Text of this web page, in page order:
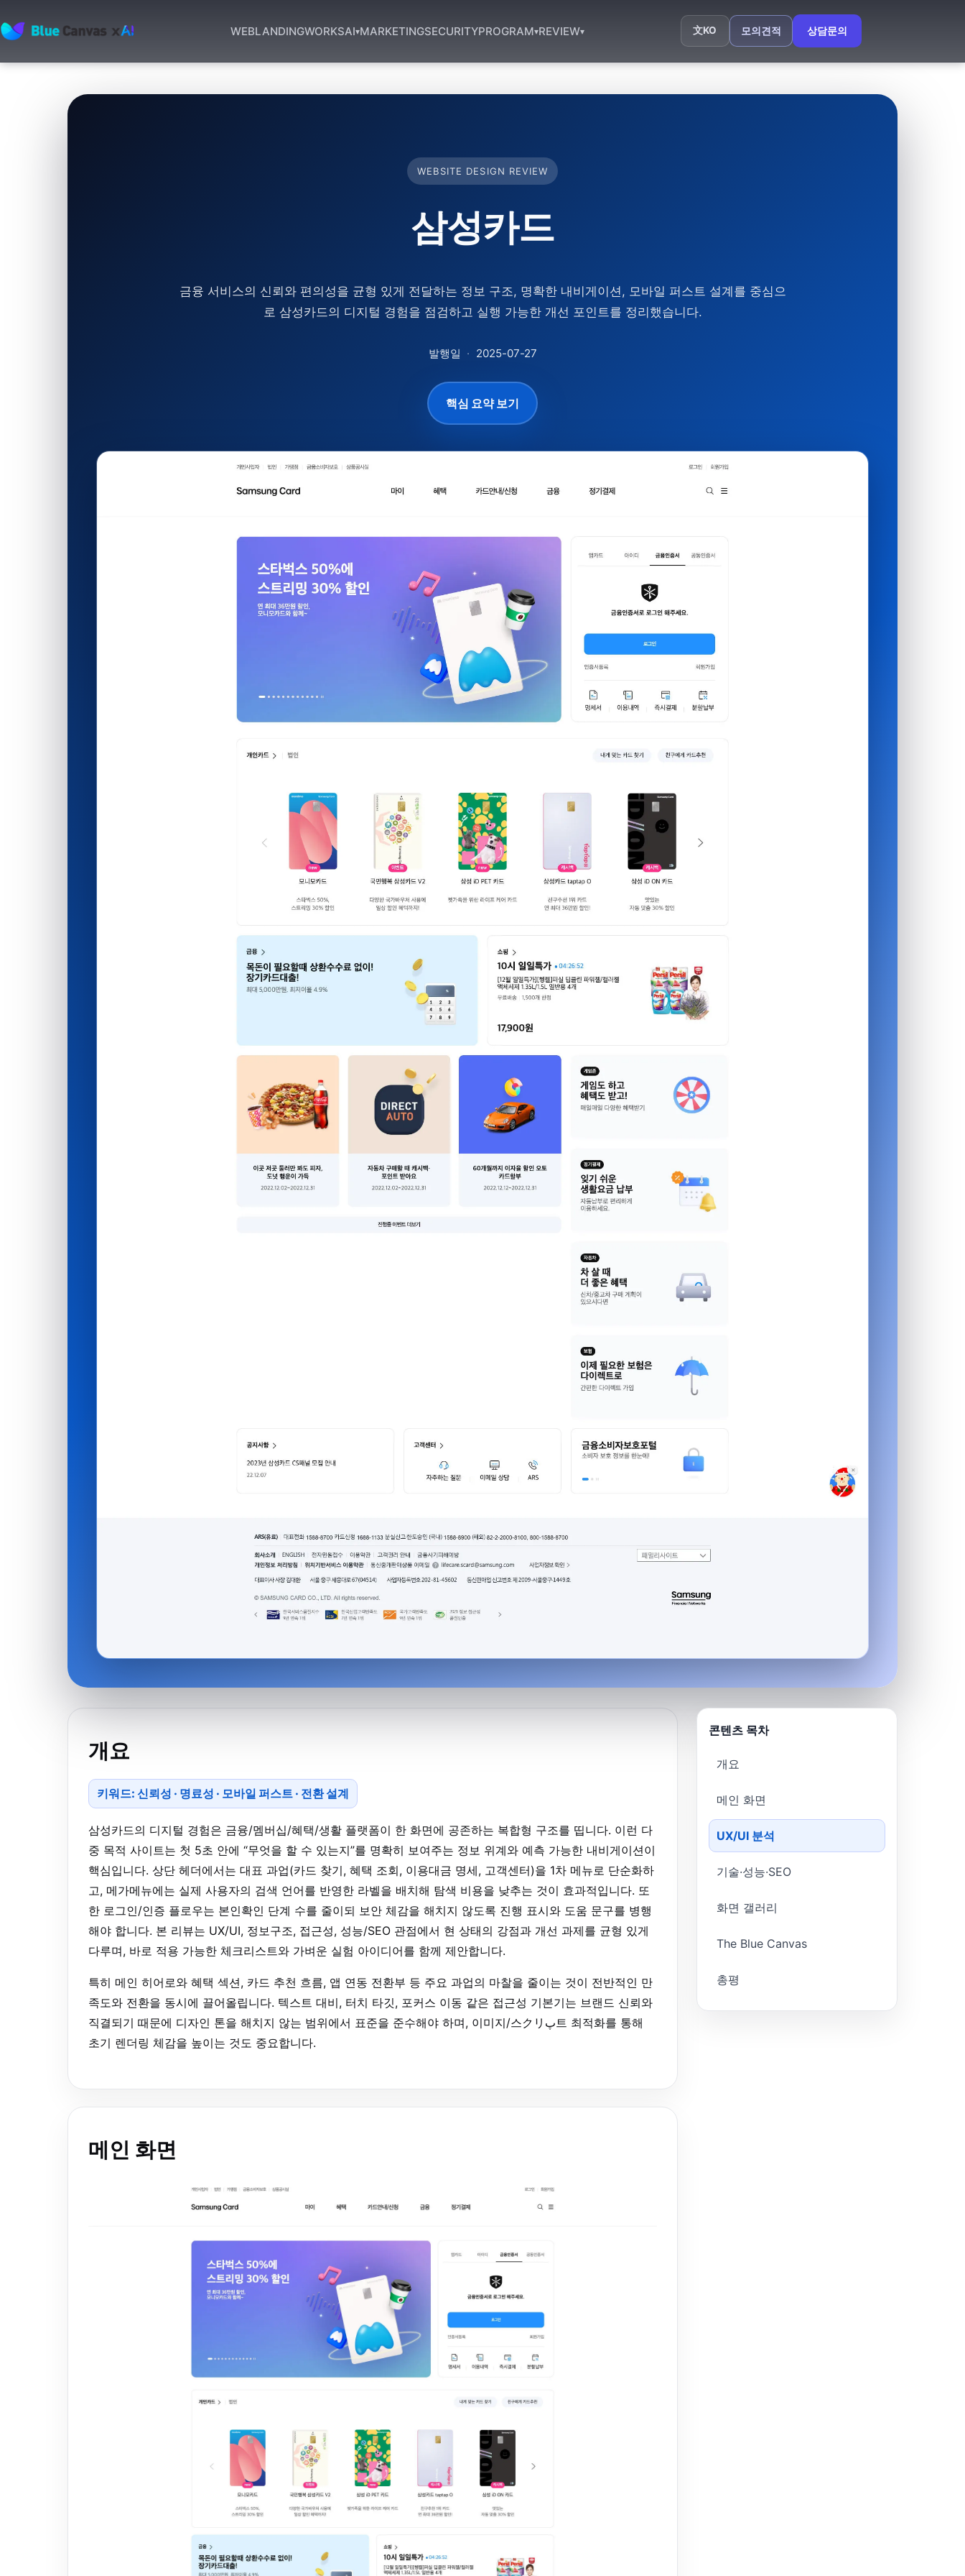
BLUECANVAS
WEBLANDINGWORKSAI▾MARKETINGSECURITYPROGRAM▾REVIEW▾ 文KO 모의견적 상담문의
WEBSITE DESIGN REVIEW
삼성카드
금융 서비스의 신뢰와 편의성을 균형 있게 전달하는 정보 구조, 명확한 내비게이션, 모바일 퍼스트 설계를 중심으
로 삼성카드의 디지털 경험을 점검하고 실행 가능한 개선 포인트를 정리했습니다.
발행일 · 2025-07-27
핵심 요약 보기
개요
키워드: 신뢰성 · 명료성 · 모바일 퍼스트 · 전환 설계
삼성카드의 디지털 경험은 금융/멤버십/혜택/생활 플랫폼이 한 화면에 공존하는 복합형 구조를 띱니다. 이런 다
중 목적 사이트는 첫 5초 안에 “무엇을 할 수 있는지”를 명확히 보여주는 정보 위계와 예측 가능한 내비게이션이
핵심입니다. 상단 헤더에서는 대표 과업(카드 찾기, 혜택 조회, 이용대금 명세, 고객센터)을 1차 메뉴로 단순화하
고, 메가메뉴에는 실제 사용자의 검색 언어를 반영한 라벨을 배치해 탐색 비용을 낮추는 것이 효과적입니다. 또
한 로그인/인증 플로우는 본인확인 단계 수를 줄이되 보안 체감을 해치지 않도록 진행 표시와 도움 문구를 병행
해야 합니다. 본 리뷰는 UX/UI, 정보구조, 접근성, 성능/SEO 관점에서 현 상태의 강점과 개선 과제를 균형 있게
다루며, 바로 적용 가능한 체크리스트와 가벼운 실험 아이디어를 함께 제안합니다.
특히 메인 히어로와 혜택 섹션, 카드 추천 흐름, 앱 연동 전환부 등 주요 과업의 마찰을 줄이는 것이 전반적인 만
족도와 전환을 동시에 끌어올립니다. 텍스트 대비, 터치 타깃, 포커스 이동 같은 접근성 기본기는 브랜드 신뢰와
직결되기 때문에 디자인 톤을 해치지 않는 범위에서 표준을 준수해야 하며, 이미지/스クリپ트 최적화를 통해
초기 렌더링 체감을 높이는 것도 중요합니다.
메인 화면
콘텐츠 목차
개요
메인 화면
UX/UI 분석
기술·성능·SEO
화면 갤러리
The Blue Canvas
총평